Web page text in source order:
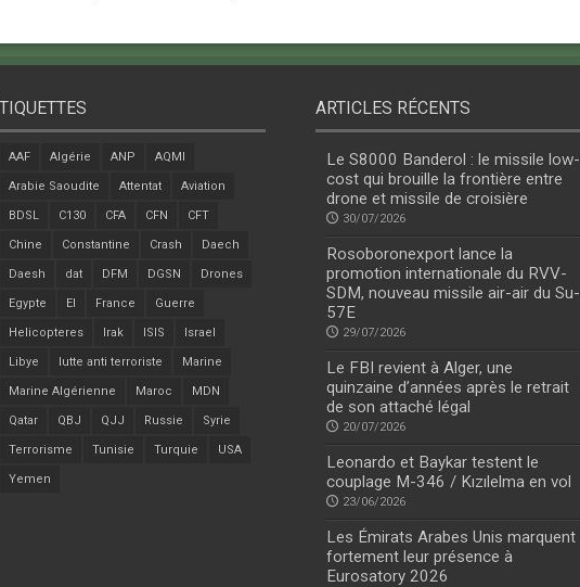
AAF Algérie ANP AQMI
Arabie Saoudite Attentat Aviation
BDSL C130 CFA CFN CFT
Chine Constantine Crash Daech
Daesh dat DFM DGSN Drones
Egypte EI France Guerre
Helicopteres Irak ISIS Israel
Libye lutte anti terroriste Marine
Marine Algérienne Maroc MDN
Qatar QBJ QJJ Russie Syrie
Terrorisme Tunisie Turquie USA
Yemen
ARTICLES RÉCENTS
Le S8000 Banderol : le missile low-
cost qui brouille la frontière entre
drone et missile de croisière
30/07/2026
Rosoboronexport lance la
promotion internationale du RVV-
SDM, nouveau missile air-air du Su-
57E
29/07/2026
Le FBI revient à Alger, une
quinzaine d’années après le retrait
de son attaché légal
20/07/2026
Leonardo et Baykar testent le
couplage M-346 / Kızılelma en vol
23/06/2026
Les Émirats Arabes Unis marquent
fortement leur présence à
Eurosatory 2026